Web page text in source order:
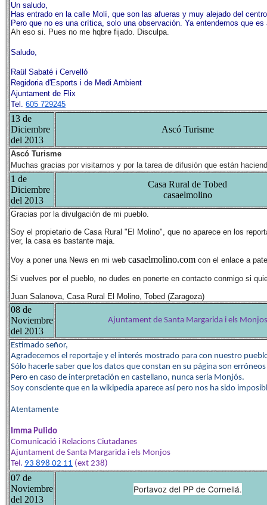
Un saludo,
Has entrado en la calle Molí, que son las afueras y muy alejado del
Pero que no es una crítica, solo una observación. Ya entendemos que es
Ah eso si. Pues no me hqbre fijado. Disculpa.
Saludo,
Raül Sabaté i Cervelló
Regidoria d'Esports i de Medi Ambient
Ajuntament de Flix
Tel. 605 729245
13 de
Diciembre
del 2013
Ascó Turisme
Ascó Turisme
Muchas gracias por visitarnos y por la tarea de difusión que están
1 de
Diciembre
del 2013
Casa Rural de Tobed
casaelmolino
Gracias por la divulgación de mi pueblo.
Soy el propietario de Casa Rural "El Molino", que no aparece en los
ver, la casa es bastante maja.
Voy a poner una News en mi web casaelmolino.com con el enlace a
Si vuelves por el pueblo, no dudes en ponerte en contacto conmigo si
Juan Salanova, Casa Rural El Molino, Tobed (Zaragoza)
08 de
Noviembre
del 2013
Ajuntament de Santa Margarida i els Monjos
Estimado señor,
Agradecemos el reportaje y el interés mostrado para con nuestro
Sólo hacerle saber que los datos que constan en su página son
Pero en caso de interpretación en castellano, nunca sería Monjós.
Soy consciente que en la wikipedia aparece así pero nos ha sido
Atentamente
Imma Pulido
Comunicació i Relacions Ciutadanes
Ajuntament de Santa Margarida i els Monjos
Tel. 93 898 02 11 (ext 238)
07 de
Noviembre
del 2013
Portavoz del PP de Cornellá.